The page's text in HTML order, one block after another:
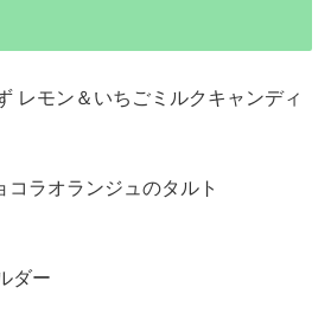
レモン＆いちごミルクキャンディ
ラオランジュのタルト
ダー